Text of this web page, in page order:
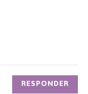
RESPONDER